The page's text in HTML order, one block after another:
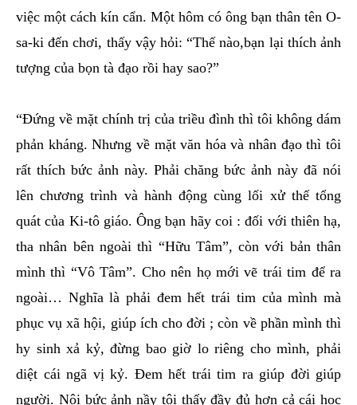
việc một cách kín cẩn. Một hôm có ông bạn thân tên O-
sa-ki đến chơi, thấy vậy hỏi: “Thế nào,bạn lại thích ảnh
tượng của bọn tà đạo rồi hay sao?”
“Đứng về mặt chính trị của triều đình thì tôi không dám
phản kháng. Nhưng về mặt văn hóa và nhân đạo thì tôi
rất thích bức ảnh này. Phải chăng bức ảnh này đã nói
lên chương trình và hành động cùng lối xử thế tổng
quát của Ki-tô giáo. Ông bạn hãy coi : đối với thiên hạ,
tha nhân bên ngoài thì “Hữu Tâm”, còn với bản thân
mình thì “Vô Tâm”. Cho nên họ mới vẽ trái tim để ra
ngoài… Nghĩa là phải đem hết trái tim của mình mà
phục vụ xã hội, giúp ích cho đời ; còn về phần mình thì
hy sinh xả kỷ, đừng bao giờ lo riêng cho mình, phải
diệt cái ngã vị kỷ. Đem hết trái tim ra giúp đời giúp
người. Nội bức ảnh nầy tôi thấy đầy đủ hơn cả cái học